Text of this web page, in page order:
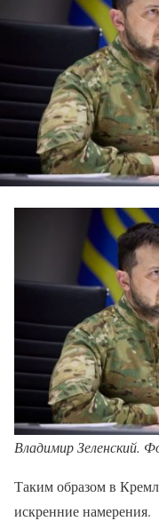
Владимир Зеленский.
Таким образом в
искренние намерения.